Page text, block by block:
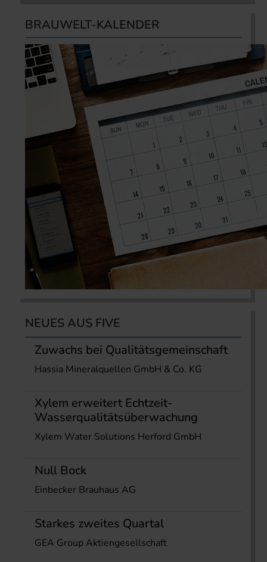
BRAUWELT-KALENDER
NEUES AUS FIVE
Zuwachs bei Qualitätsgemeinschaft
Hassia Mineralquellen GmbH & Co. KG
Xylem erweitert Echtzeit-
Wasserqualitätsüberwachung
Xylem Water Solutions Herford GmbH
Null Bock
Einbecker Brauhaus AG
Starkes zweites Quartal
GEA Group Aktiengesellschaft